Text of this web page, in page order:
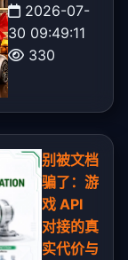
2026-07-
30 09:49:11
330
别被文档
骗了：游
戏 API
对接的真
实代价与